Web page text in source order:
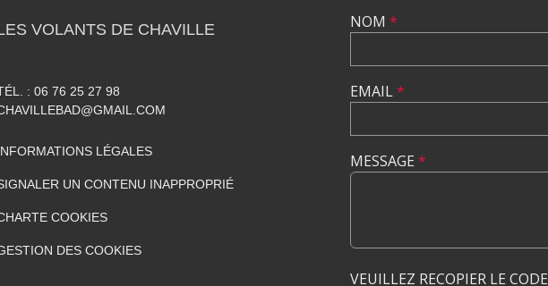
VOLANTS DE CHAVILLE
: 06 76 25 27 98
LÉGALES
UN CONTENU INAPPROPRIÉ
COOKIES
DES COOKIES
NOM *
EMAIL*
MESSAGE *
VEUILLEZ RECOPIER LE CODE